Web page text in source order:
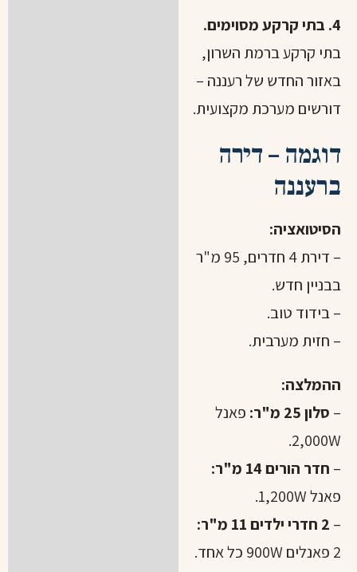
4. בתי קרקע מסוימים.
בתי קרקע ברמת השרון,
באזור החדש של רעננה –
דורשים מערכת מקצועית.
דוגמה – דירה
ברעננה
הסיטואציה:
– דירת 4 חדרים, 95 מ"ר
בבניין חדש.
– בידוד טוב.
– חזית מערבית.
ההמלצה:
– סלון 25 מ"ר:
פאנל
2,000W.
– חדר הורים 14 מ"ר:
פאנל 1,200W.
– 2 חדרי ילדים 11 מ"ר:
2 פאנלים 900W כל אחד.